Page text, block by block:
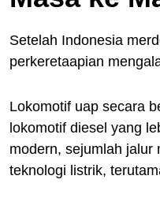
Setelah Indonesia
perkeretaapian
Lokomotif uap secara
lokomotif diesel yang
modern, sejumlah jalur
teknologi listrik,